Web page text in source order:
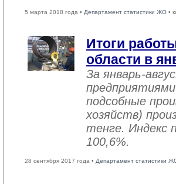
5 марта 2018 года • Департамент статистики ЖО •
Итоги
области в
За январь-
подсобные
хозяйств)
тенге. Индекс
100,6%.
28 сентября 2017 года • Департамент статистики